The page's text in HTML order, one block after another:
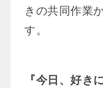
きの共同作業
す。
『今日、好き